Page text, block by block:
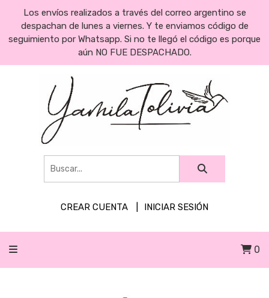
Los envíos realizados a través del correo argentino se
despachan de lunes a viernes. Y te enviamos código de
seguimiento por Whatsapp. Si no te llegó el código es porque
aún NO FUE DESPACHADO.
CREAR CUENTA INICIAR SESIÓN
0